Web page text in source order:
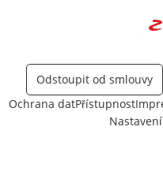
Odstoupit od smlouvy
Ochrana datPřístupnost